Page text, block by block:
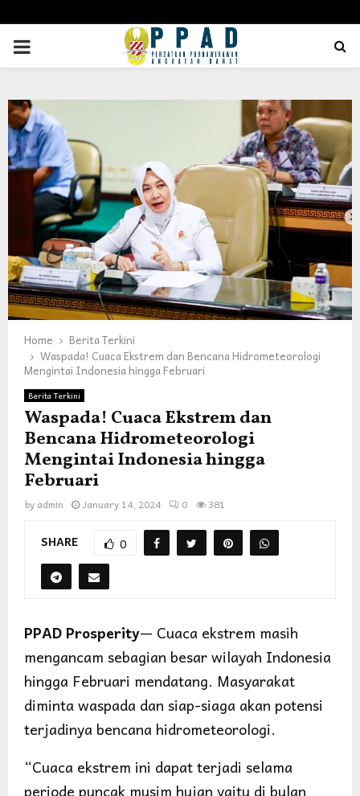
PRIMARY
Home
Berita Terkini
Waspada! Cuaca Ekstrem dan Bencana Hidrometeorologi
Mengintai Indonesia hingga Februari
Berita Terkini
Waspada! Cuaca Ekstrem dan
Bencana Hidrometeorologi
Mengintai Indonesia hingga
Februari
by admin January 14, 2024 0 381
SHARE 0
PPAD Prosperity— Cuaca ekstrem masih
mengancam sebagian besar wilayah Indonesia
hingga Februari mendatang. Masyarakat
diminta waspada dan siap-siaga akan potensi
terjadinya bencana hidrometeorologi.
“Cuaca ekstrem ini dapat terjadi selama
periode puncak musim hujan yaitu di bulan